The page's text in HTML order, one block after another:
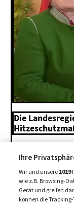
Die
MEHR
Ihre
Wir und unsere 1019
wie z.B. Browsing-
Gerät und greifen
können die